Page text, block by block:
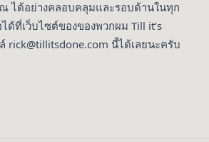
ได้อย่างคลอบคลุมและรอบด้านในทุก
ด้ที่เว็บไซต์ของของพวกผม Till it’s
rick@tillitsdone.com นี้ได้เลยนะครับ